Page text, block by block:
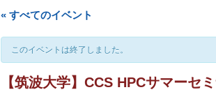
« すべてのイベント
このイベントは終了しました。
【筑波大学】CCS HPCサマーセ